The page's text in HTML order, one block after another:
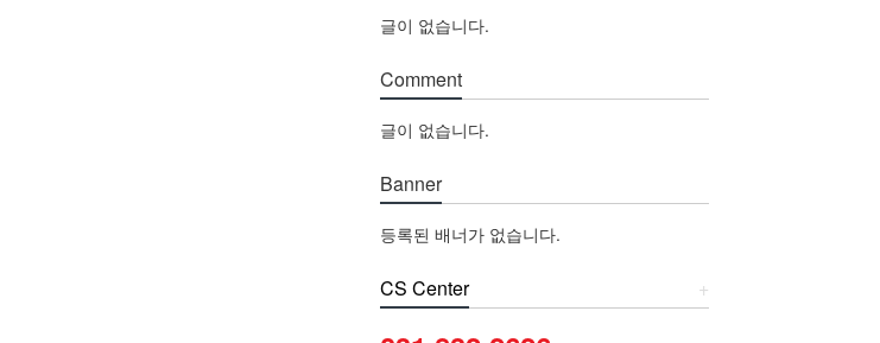
글이 없습니다.
Comment
글이 없습니다.
Banner
등록된 배너가 없습니다.
+
CS Center